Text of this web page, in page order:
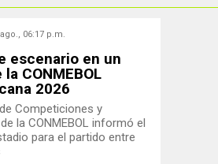
06:17 p.m.
escenario en un
CONMEBOL
2026
Competiciones y
la CONMEBOL informó el
para el partido entre